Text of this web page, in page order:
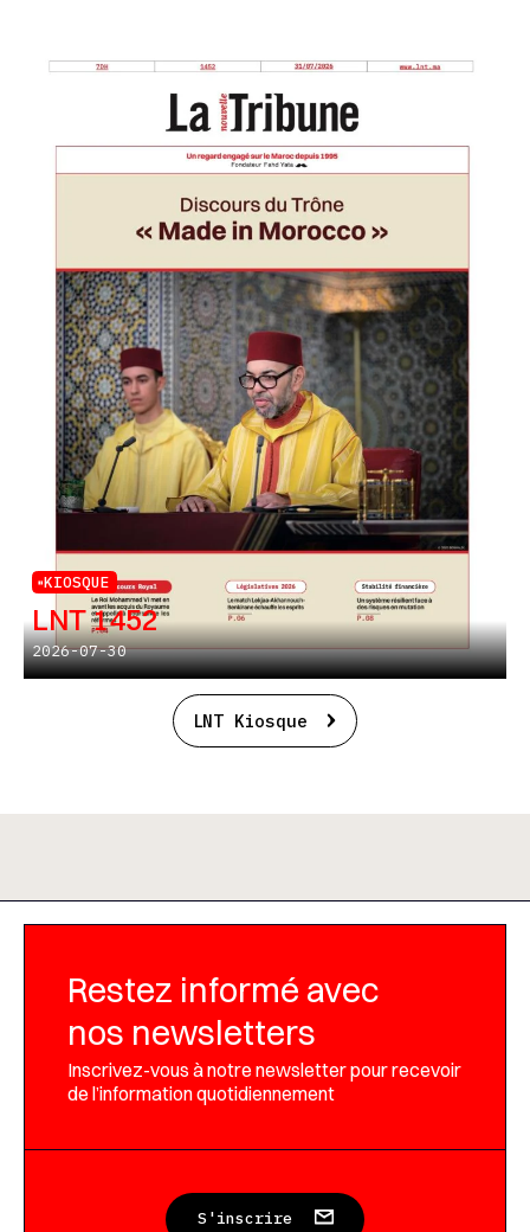
KIOSQUE
LNT 1452
2026-07-30
LNT Kiosque
Restez informé avec
nos newsletters
Inscrivez-vous à notre newsletter pour recevoir
de l’information quotidiennement
S'inscrire